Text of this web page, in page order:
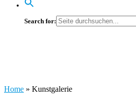
Search for:
Home » Kunstgalerie